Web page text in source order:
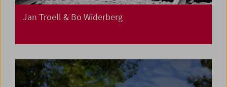
Jan Troell & Bo Widerberg